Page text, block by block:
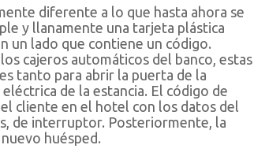
diferente a lo que hasta ahora se
y llanamente una tarjeta plástica
un lado que contiene un código.
cajeros automáticos del banco, estas
tanto para abrir la puerta de la
de la estancia. El código de
cliente en el hotel con los datos del
de interruptor. Posteriormente, la
huésped.